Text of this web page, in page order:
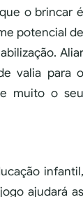
o brincar é
potencial de
Aliar
valia para o
muito o seu
infantil,
ajudará as